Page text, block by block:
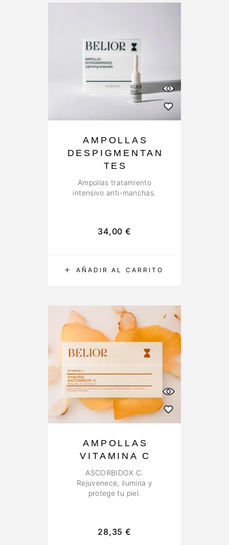
AÑADIR AL CARRITO
AMPOLLAS
DESPIGMENTAN
TES
Ampollas tratamiento
intensivo anti-manchas.
34,00 €
AMPOLLAS
VITAMINA C
ASCORBIDOX C.
Rejuvenece, ilumina y
protege tu piel.
28,35 €